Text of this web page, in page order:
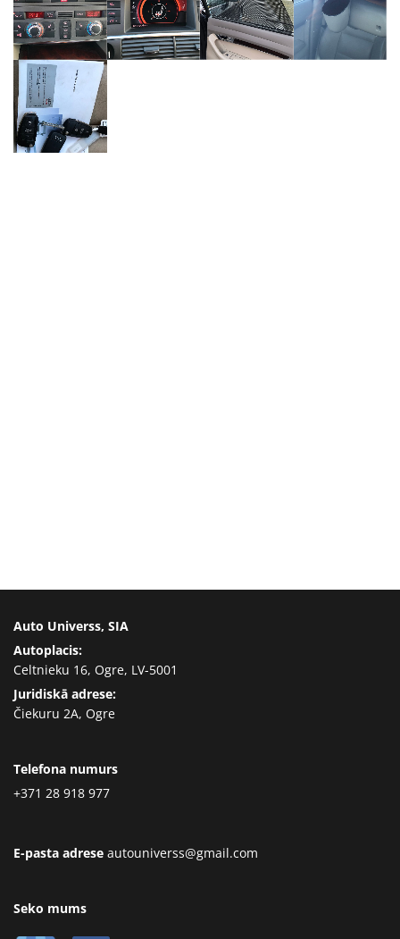
Auto Universs, SIA
Autoplacis:
Celtnieku 16, Ogre, LV-5001
Juridiskā adrese:
Čiekuru 2A, Ogre
Telefona numurs
+371 28 918 977
E-pasta adrese autouniverss@gmail.com
Seko mums